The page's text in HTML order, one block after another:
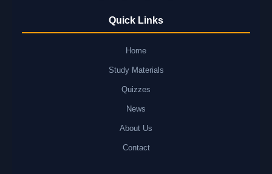
Quick Links
Home
Study Materials
Quizzes
News
About Us
Contact